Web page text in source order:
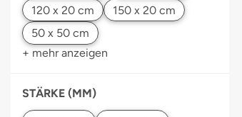
+ mehr anzeigen
STÄRKE (MM)